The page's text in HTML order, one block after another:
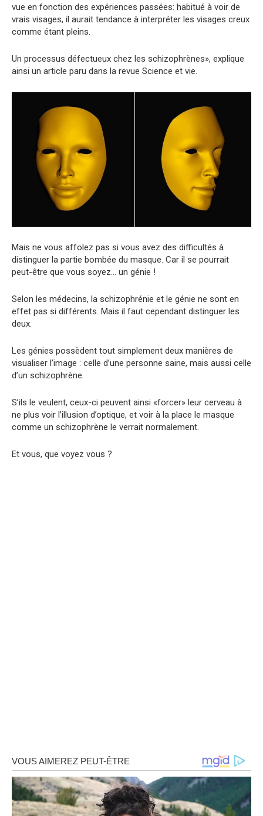
vue en fonction des expériences passées: habitué à voir de
vrais visages, il aurait tendance à interpréter les visages creux
comme étant pleins.
Un processus défectueux chez les schizophrènes», explique
ainsi un article paru dans la revue Science et vie.
Mais ne vous affolez pas si vous avez des difficultés à
distinguer la partie bombée du masque. Car il se pourrait
peut-être que vous soyez… un génie !
Selon les médecins, la schizophrénie et le génie ne sont en
effet pas si différents. Mais il faut cependant distinguer les
deux.
Les génies possèdent tout simplement deux manières de
visualiser l’image : celle d’une personne saine, mais aussi celle
d’un schizophrène.
S’ils le veulent, ceux-ci peuvent ainsi «forcer» leur cerveau à
ne plus voir l’illusion d’optique, et voir à la place le masque
comme un schizophrène le verrait normalement.
Et vous, que voyez vous ?